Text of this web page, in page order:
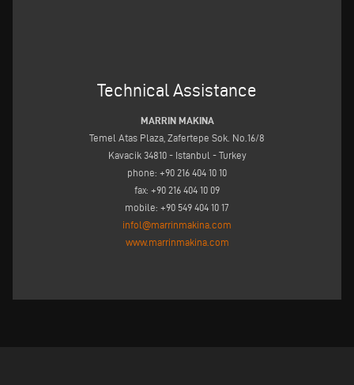
Technical Assistance
MARRIN MAKINA
Temel Atas Plaza, Zafertepe Sok. No.16/8
Kavacik 34810 - Istanbul - Turkey
phone: +90 216 404 10 10
fax: +90 216 404 10 09
mobile: +90 549 404 10 17
infol@marrinmakina.com
www.marrinmakina.com